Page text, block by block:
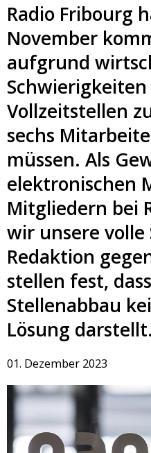
Radio Fribourg
November
aufgrund
Schwierigkeiten
Vollzeitstellen
sechs
müssen. Als
elektronischen
Mitgliedern bei
wir unsere
Redaktion
stellen fest,
Stellenabbau
Lösung darstellt.
01. Dezember 2023